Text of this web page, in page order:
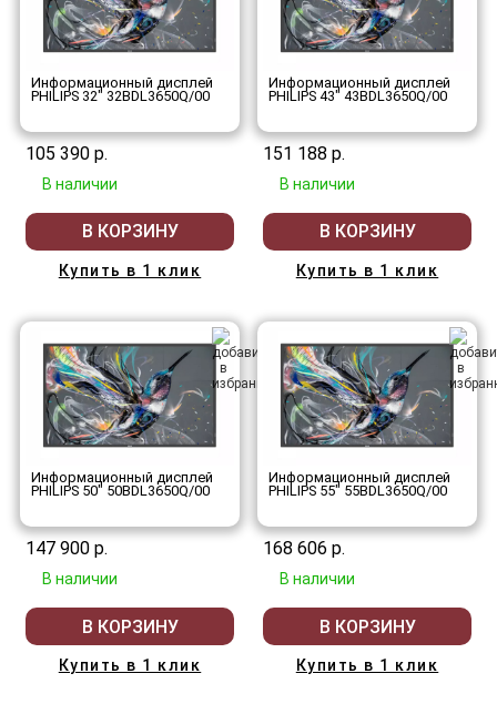
Информационный дисплей
PHILIPS 32" 32BDL3650Q/00
105 390 р.
В наличии
В КОРЗИНУ
Купить в 1 клик
Информационный дисплей
PHILIPS 43" 43BDL3650Q/00
151 188 р.
В наличии
В КОРЗИНУ
Купить в 1 клик
Информационный дисплей
PHILIPS 50" 50BDL3650Q/00
147 900 р.
В наличии
В КОРЗИНУ
Купить в 1 клик
Информационный дисплей
PHILIPS 55" 55BDL3650Q/00
168 606 р.
В наличии
В КОРЗИНУ
Купить в 1 клик